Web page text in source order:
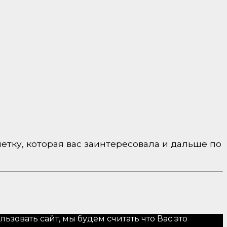
которая вас заинтересовала и дальше по
сайт, мы будем считать что Вас это